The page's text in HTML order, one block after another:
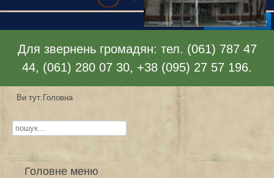
Відкрити меню
Для звернень громадян: тел. (061) 787 47
44, (061) 280 07 30, +38 (095) 27 57 196.
Ви тут:Головна
Пошук...
Головне меню